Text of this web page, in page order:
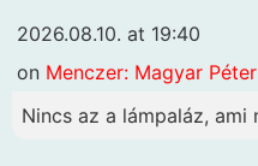
2026.08.10. at 19:40
on Menczer: Magyar
Nincs az a lámpaláz, ami